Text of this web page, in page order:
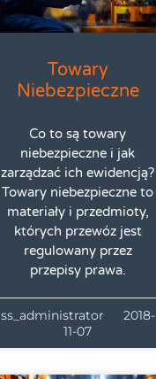
Towary
Niebezpieczne
Co to są towary
niebezpieczne i jak
zarządzać ich ewidencją?
Towary niebezpieczne to
materiały i przedmioty,
których przewóz jest
regulowany przez
przepisy prawa.
ss_administrator
2018-
11-07